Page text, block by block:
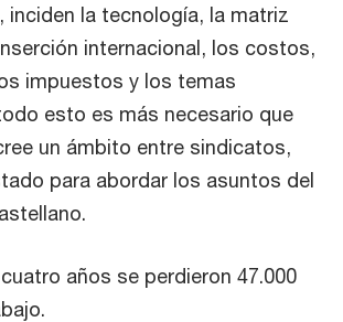
inciden la tecnología, la matriz
internacional, los costos,
impuestos y los temas
esto es más necesario que
un ámbito entre sindicatos,
para abordar los asuntos del
años se perdieron 47.000